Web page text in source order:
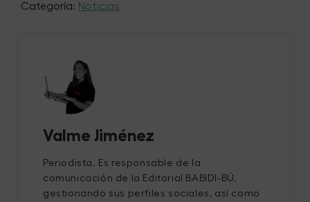
Categoría: Noticias
Valme Jiménez
Periodista. Es responsable de la
comunicación de la Editorial BABIDI-BÚ,
gestionando sus perfiles sociales, así como